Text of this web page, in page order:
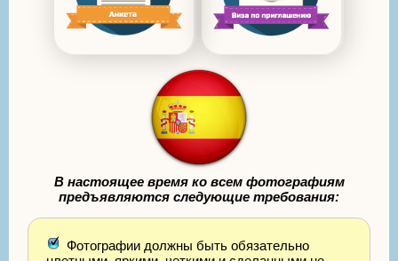
В настоящее время ко всем фотографиям
предъявляются следующие требования:
Фотографии должны быть обязательно